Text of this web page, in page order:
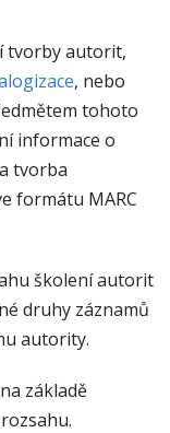
tvorby autorit,
, nebo
tohoto
informace o
tvorba
formátu MARC
školení autorit
druhy záznamů
autority.
základě